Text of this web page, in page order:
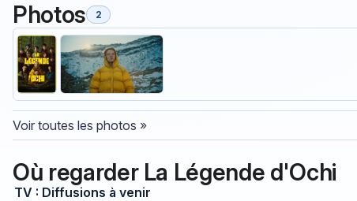
Photos 2
Voir toutes les photos »
Où regarder La Légende d'Ochi
TV : Diffusions à venir